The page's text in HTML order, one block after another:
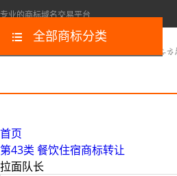
专业的商标域名交易平台
全部商标分类
首页
第43类 餐饮住宿商标转让
拉面队长